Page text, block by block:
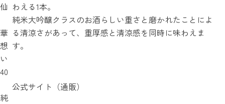
仙
華
想
い
40
純
わえる1本。
純米大吟醸クラスのお酒らしい重さと磨かれたことによ
る清涼さがあって、重厚感と清涼感を同時に味わえま
す。
公式サイト（通販）